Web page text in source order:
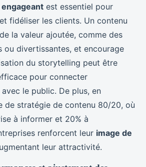
est essentiel pour
fidéliser les clients. Un contenu
la valeur ajoutée, comme des
ou divertissantes, et encourage
du storytelling peut être
pour connecter
le public. De plus, en
de stratégie de contenu 80/20, où
à informer et 20% à
renforcent leur image de
leur attractivité.